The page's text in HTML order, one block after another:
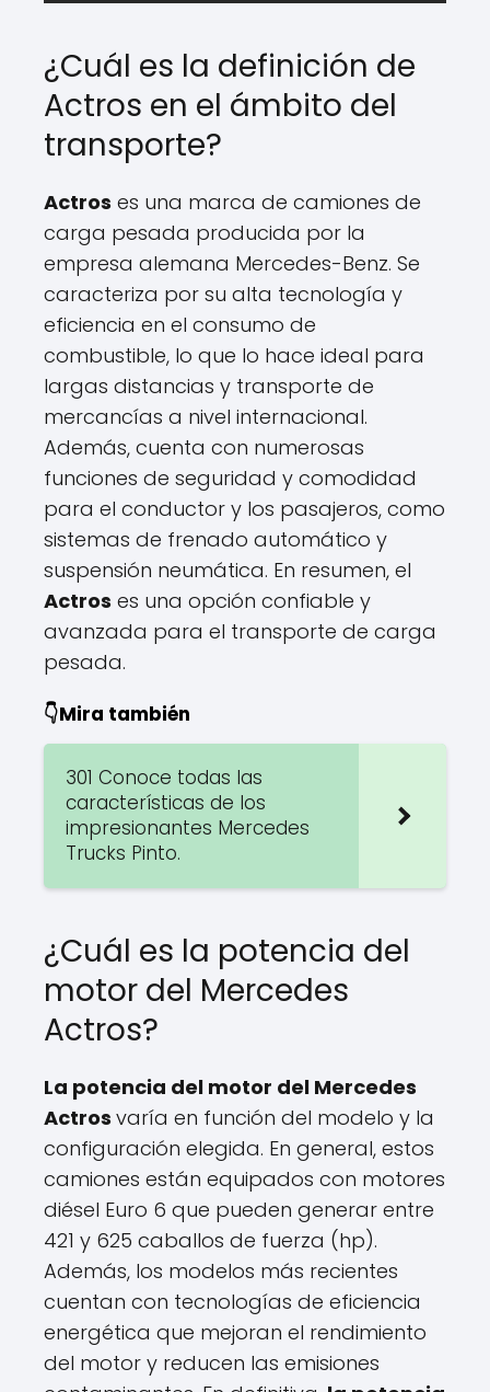
¿Cuál es la definición de
Actros en el ámbito del
transporte?
Actros es una marca de camiones de
carga pesada producida por la
empresa alemana Mercedes-Benz. Se
caracteriza por su alta tecnología y
eficiencia en el consumo de
combustible, lo que lo hace ideal para
largas distancias y transporte de
mercancías a nivel internacional.
Además, cuenta con numerosas
funciones de seguridad y comodidad
para el conductor y los pasajeros, como
sistemas de frenado automático y
suspensión neumática. En resumen, el
Actros es una opción confiable y
avanzada para el transporte de carga
pesada.
👇Mira también
301 Conoce todas las
características de los
impresionantes Mercedes
Trucks Pinto.
¿Cuál es la potencia del
motor del Mercedes
Actros?
La potencia del motor del Mercedes
Actros varía en función del modelo y la
configuración elegida. En general, estos
camiones están equipados con motores
diésel Euro 6 que pueden generar entre
421 y 625 caballos de fuerza (hp).
Además, los modelos más recientes
cuentan con tecnologías de eficiencia
energética que mejoran el rendimiento
del motor y reducen las emisiones